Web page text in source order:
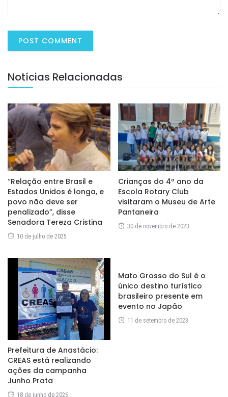
Notícias Relacionadas
“Relação entre Brasil e
Estados Unidos é longa, e
povo não deve ser
penalizado”, disse
Senadora Tereza Cristina
10 de julho de 2025
Crianças do 4º ano da
Escola Rotary Club
visitaram o Museu de Arte
Pantaneira
30 de novembro de 2023
Prefeitura de Anastácio:
CREAS está realizando
ações da campanha
Junho Prata
18 de junho de 2026
Mato Grosso do Sul é o
único destino turístico
brasileiro presente em
evento no Japão
11 de setembro de 2023